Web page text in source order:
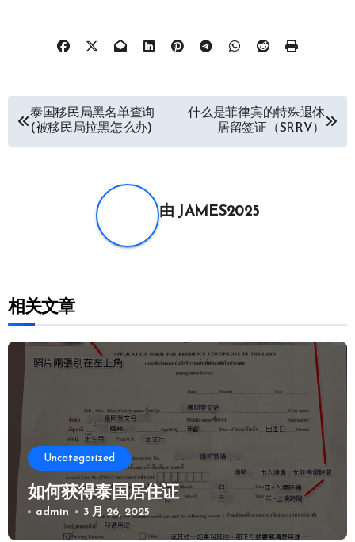
泰国移民局黑名单查询
(被移民局拉黑怎么办)
什么是菲律宾的特殊退休
居留签证（SRRV）
由 JAMES2025
相关文章
Uncategorized
如何获得泰国居住证
admin 3 月 26, 2025